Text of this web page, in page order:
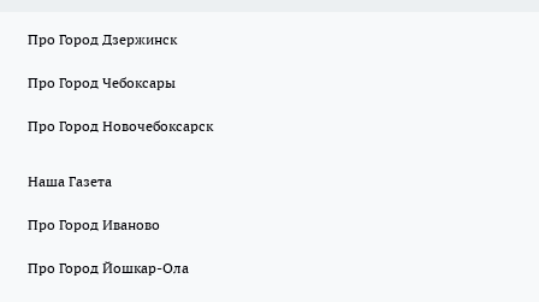
Про Город Дзержинск
Про Город Чебоксары
Про Город Новочебоксарск
Наша Газета
Про Город Иваново
Про Город Йошкар-Ола